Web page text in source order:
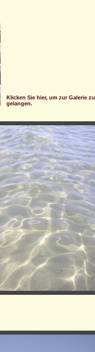
Klicken Sie hier, um zur Galerie zu
gelangen.